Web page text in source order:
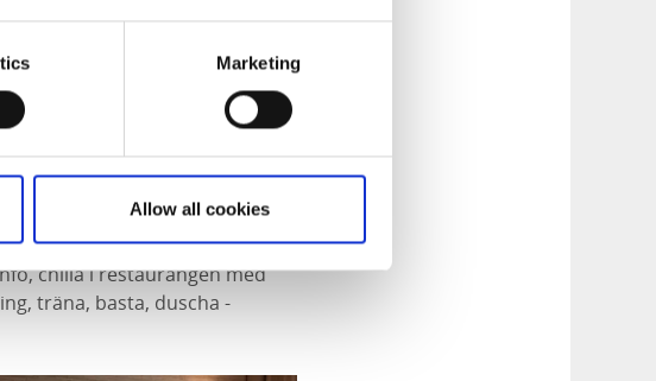
Marketing
Allow all cookies
i fritidsområdet. Här får du
chilla i restaurangen med
träna, basta, duscha -